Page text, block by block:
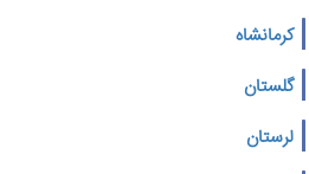
کرمانشاه
گلستان
لرستان